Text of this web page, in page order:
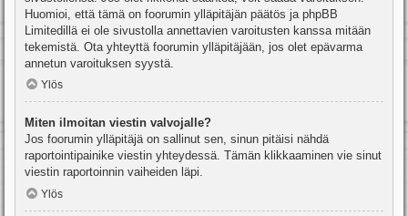
Huomioi, että tämä on foorumin ylläpitäjän päätös ja phpBB
Limitedillä ei ole sivustolla annettavien varoitusten kanssa mitään
tekemistä. Ota yhteyttä foorumin ylläpitäjään, jos olet epävarma
annetun varoituksen syystä.
Ylös
Miten ilmoitan viestin valvojalle?
Jos foorumin ylläpitäjä on sallinut sen, sinun pitäisi nähdä
raportointipainike viestin yhteydessä. Tämän klikkaaminen vie sinut
viestin raportoinnin vaiheiden läpi.
Ylös